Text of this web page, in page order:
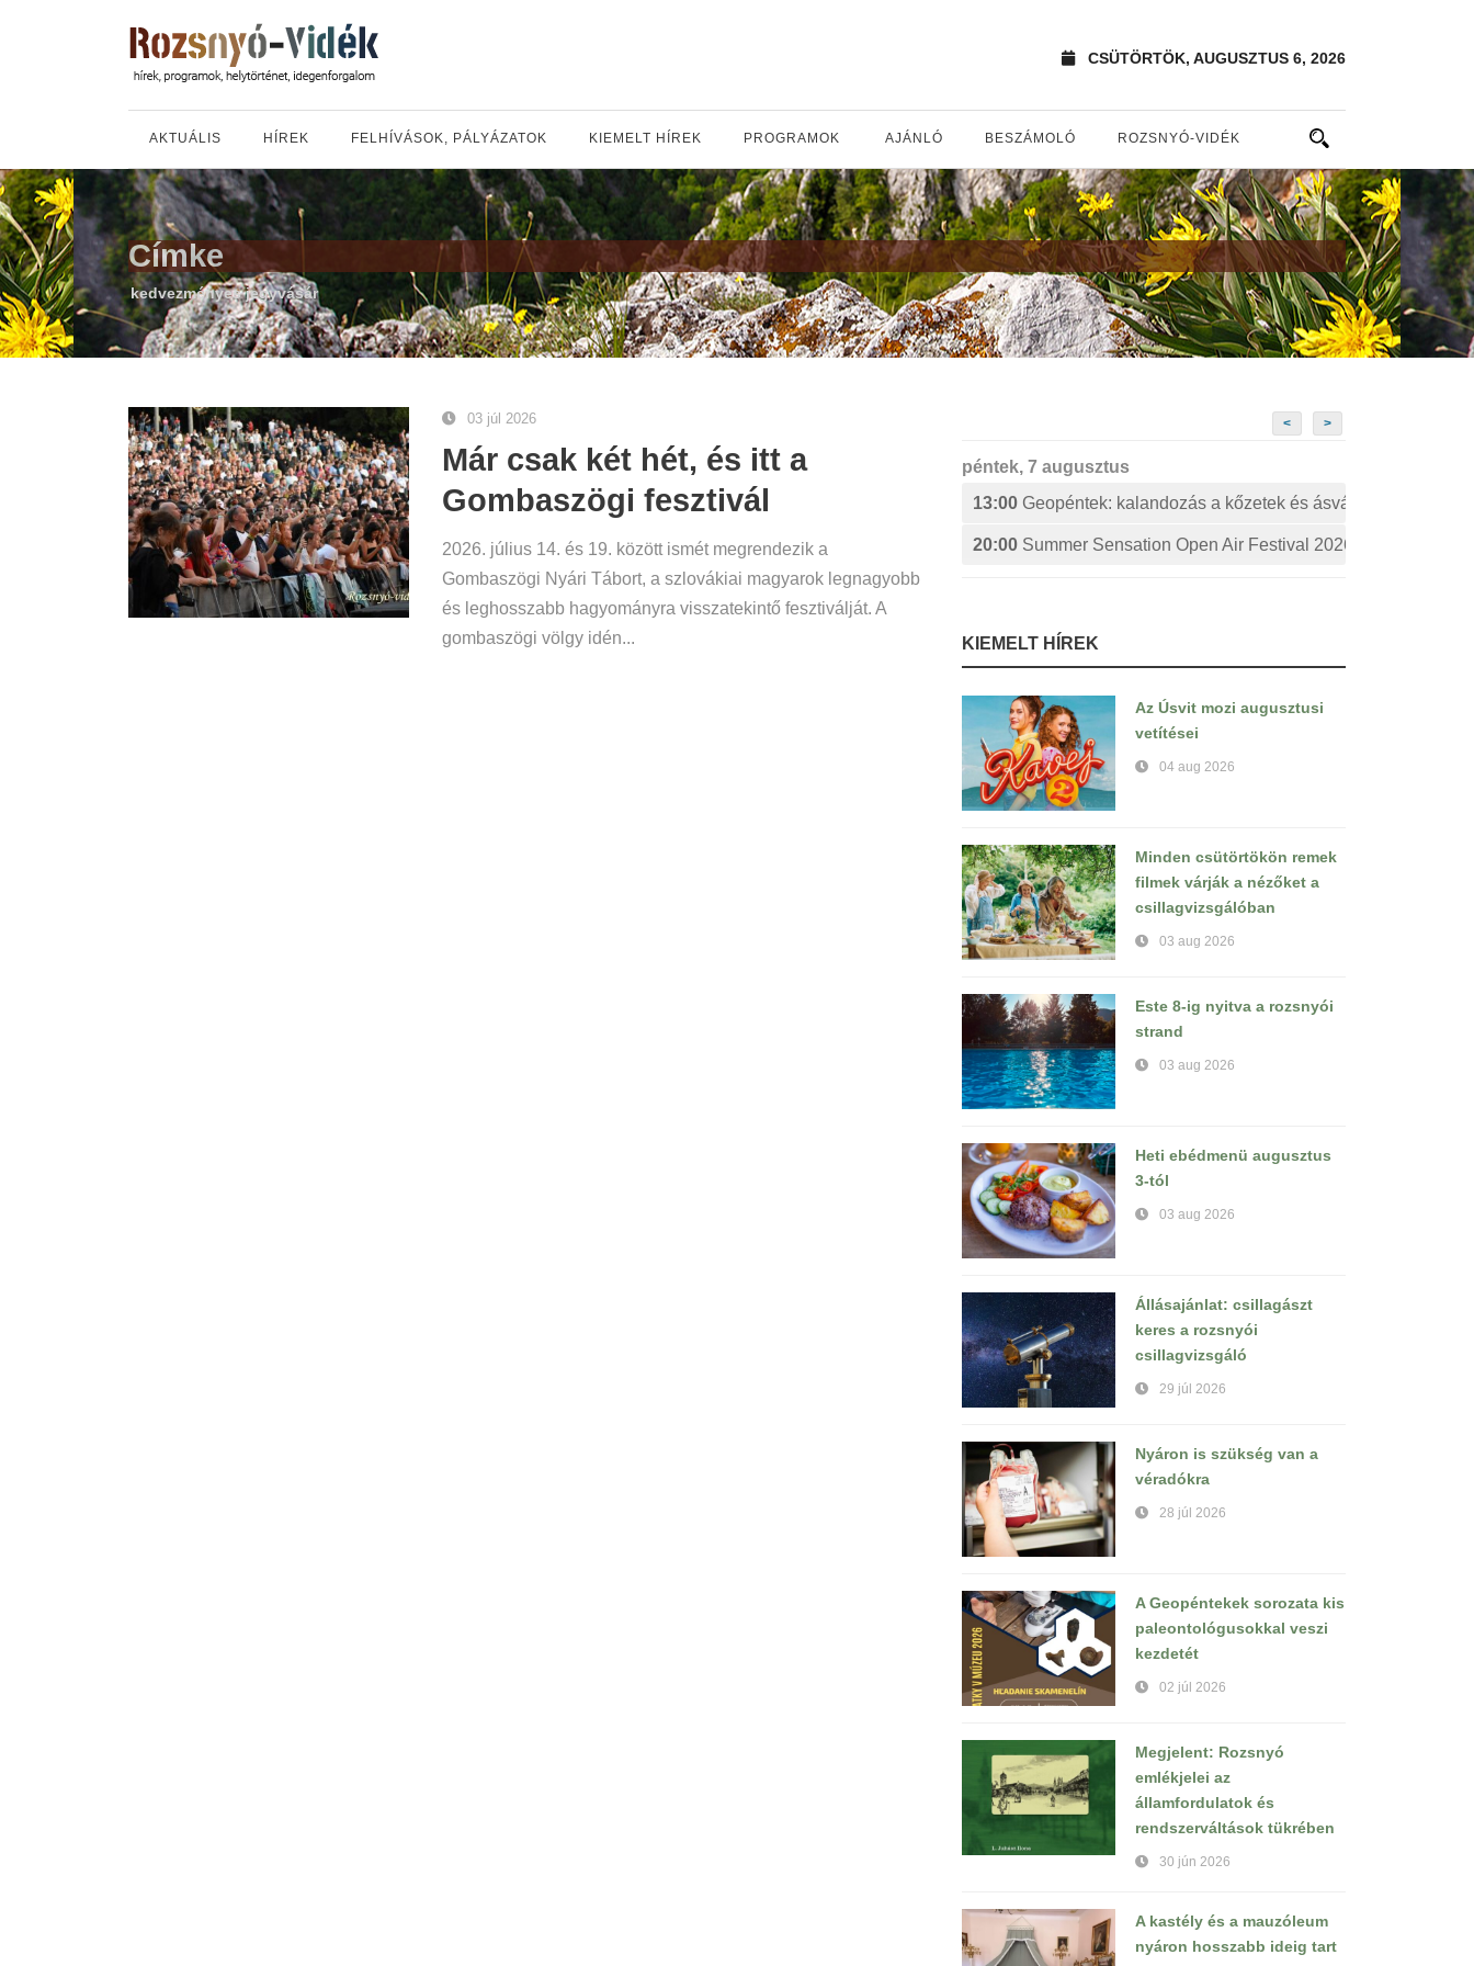
CSÜTÖRTÖK, AUGUSZTUS 6, 2026
AKTUÁLIS HÍREK FELHÍVÁSOK, PÁLYÁZATOK KIEMELT HÍREK PROGRAMOK AJÁNLÓ BESZÁMOLÓ ROZSNYÓ-VIDÉK
Címke
kedvezményes jegyvásár
03 júl 2026
Már csak két hét, és itt a
Gombaszögi fesztivál
2026. július 14. és 19. között ismét megrendezik a
Gombaszögi Nyári Tábort, a szlovákiai magyarok legnagyobb
és leghosszabb hagyományra visszatekintő fesztiválját. A
gombaszögi völgy idén...
< >
péntek, 7 augusztus
13:00 Geopéntek: kalandozás a kőzetek és ásványok izgalmas
20:00 Summer Sensation Open Air Festival 2026:
KIEMELT HÍREK
Az Úsvit mozi augusztusi
vetítései
04 aug 2026
Minden csütörtökön remek
filmek várják a nézőket a
csillagvizsgálóban
03 aug 2026
Este 8-ig nyitva a rozsnyói
strand
03 aug 2026
Heti ebédmenü augusztus
3-tól
03 aug 2026
Állásajánlat: csillagászt
keres a rozsnyói
csillagvizsgáló
29 júl 2026
Nyáron is szükség van a
véradókra
28 júl 2026
A Geopéntekek sorozata kis
paleontológusokkal veszi
kezdetét
02 júl 2026
Megjelent: Rozsnyó
emlékjelei az
államfordulatok és
rendszerváltások tükrében
30 jún 2026
A kastély és a mauzóleum
nyáron hosszabb ideig tart